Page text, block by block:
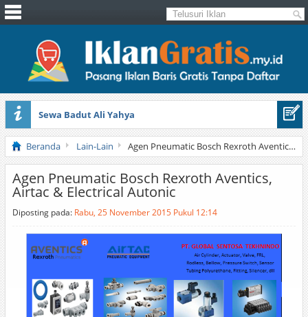
Sewa Badut Ali Yahya
Honda Brio 1.3 E AT CBU 2012 Putih
Beranda Lain-Lain Agen Pneumatic Bosch Rexroth Aventics, Airtac & Electrical Autonic
Agen Pneumatic Bosch Rexroth Aventics,
Airtac & Electrical Autonic
Diposting pada: Rabu, 25 November 2015 Pukul 12:14